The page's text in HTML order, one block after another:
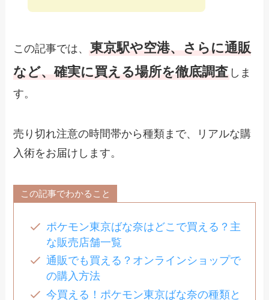
この記事では、 東京駅や空港、さらに通販
など、確実に買える場所を徹底調査 しま
す。
売り切れ注意の時間帯から種類まで、リアルな購
入術をお届けします。
この記事でわかること
ポケモン東京ばな奈はどこで買える？主
な販売店舗一覧
通販でも買える？オンラインショップで
の購入方法
今買える！ポケモン東京ばな奈の種類と